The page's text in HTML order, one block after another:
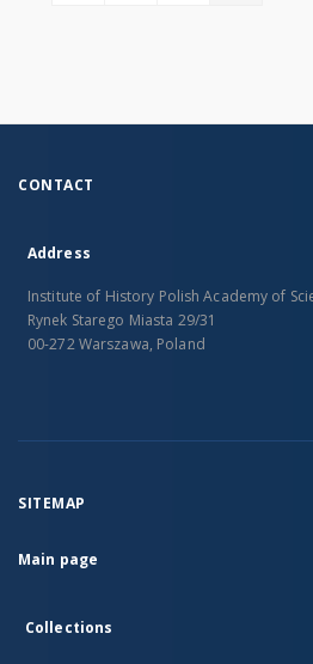
CONTACT
Address
Institute of History Polish Academy of
Rynek Starego Miasta 29/31
00-272 Warszawa, Poland
SITEMAP
Main page
Collections